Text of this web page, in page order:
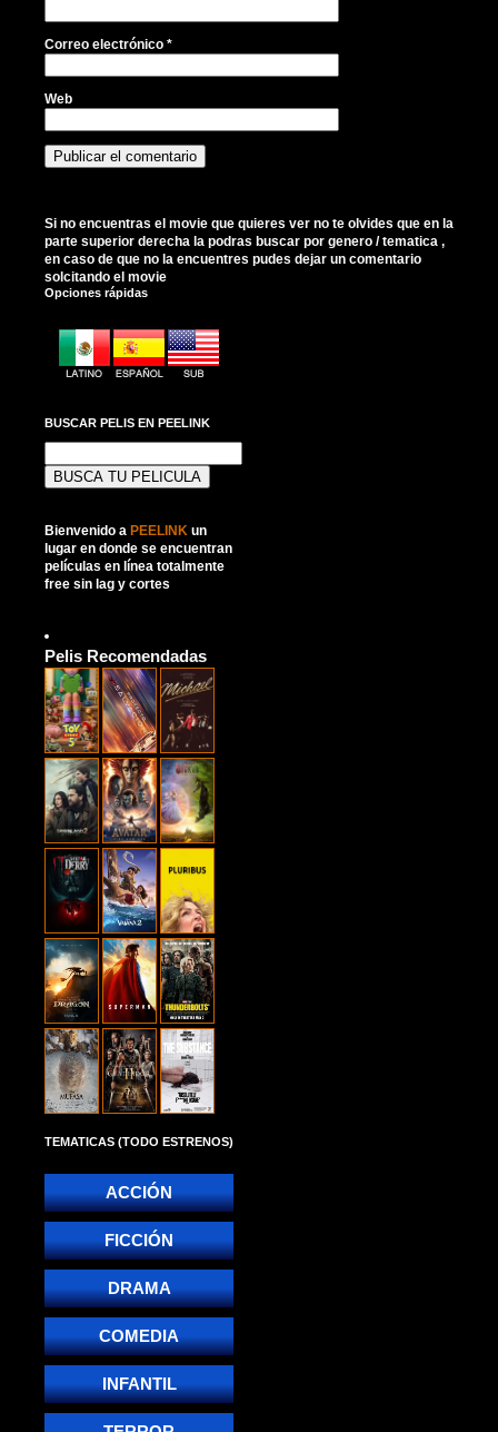
Correo electrónico *
Web
Si no encuentras el movie que quieres ver no te olvides que en la
parte superior derecha la podras buscar por genero / tematica ,
en caso de que no la encuentres pudes dejar un comentario
solcitando el movie
Opciones rápidas
BUSCAR PELIS EN PEELINK
Bienvenido a PEELINK un
lugar en donde se encuentran
películas en línea totalmente
free sin lag y cortes
Pelis Recomendadas
TEMATICAS (TODO ESTRENOS)
ACCIÓN
FICCIÓN
DRAMA
COMEDIA
INFANTIL